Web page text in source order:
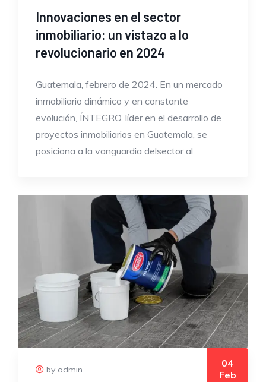
Innovaciones en el sector
inmobiliario: un vistazo a lo
revolucionario en 2024
Guatemala, febrero de 2024. En un mercado
inmobiliario dinámico y en constante
evolución, ÍNTEGRO, líder en el desarrollo de
proyectos inmobiliarios en Guatemala, se
posiciona a la vanguardia delsector al
by admin
04
Feb